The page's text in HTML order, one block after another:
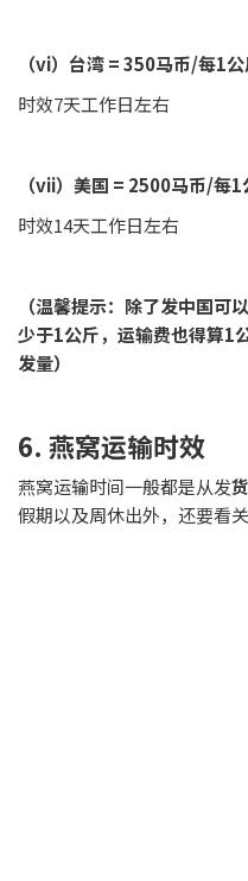
（vi）台湾 = 350马币/每1公
时效7天工作日左右
（vii）美国 = 2500马币/每1
时效14天工作日左右
（温馨提示：除了发中国
少于1公斤，运输费也得算1
发量）
6. 燕窝运输时效
燕窝运输时间一般都是从发
假期以及周休出外，还要看关